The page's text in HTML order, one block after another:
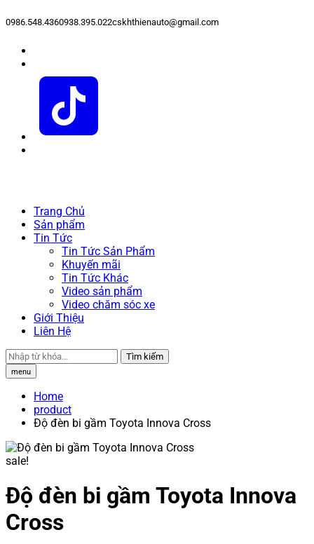
0986.548.4360938.395.022cskhthienauto@gmail.com
Trang Chủ
Sản phẩm
Tin Tức
Tin Tức Sản Phẩm
Khuyến mãi
Tin Tức Khác
Video sản phẩm
Video chăm sóc xe
Giới Thiệu
Liên Hệ
Tìm kiếm
menu
Home
product
Độ đèn bi gầm Toyota Innova Cross
sale!
Độ đèn bi gầm Toyota Innova
Cross